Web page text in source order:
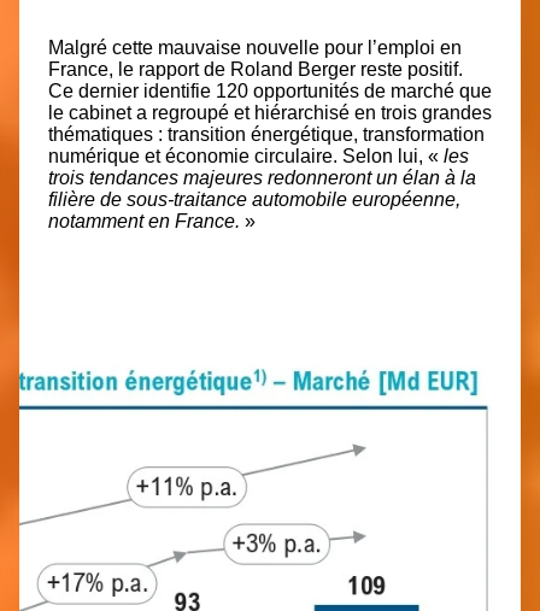
Malgré cette mauvaise nouvelle pour l’emploi en
France, le rapport de Roland Berger reste positif.
Ce dernier identifie 120 opportunités de marché que
le cabinet a regroupé et hiérarchisé en trois grandes
thématiques : transition énergétique, transformation
numérique et économie circulaire. Selon lui, « les
trois tendances majeures redonneront un élan à la
filière de sous-traitance automobile européenne,
notamment en France. »